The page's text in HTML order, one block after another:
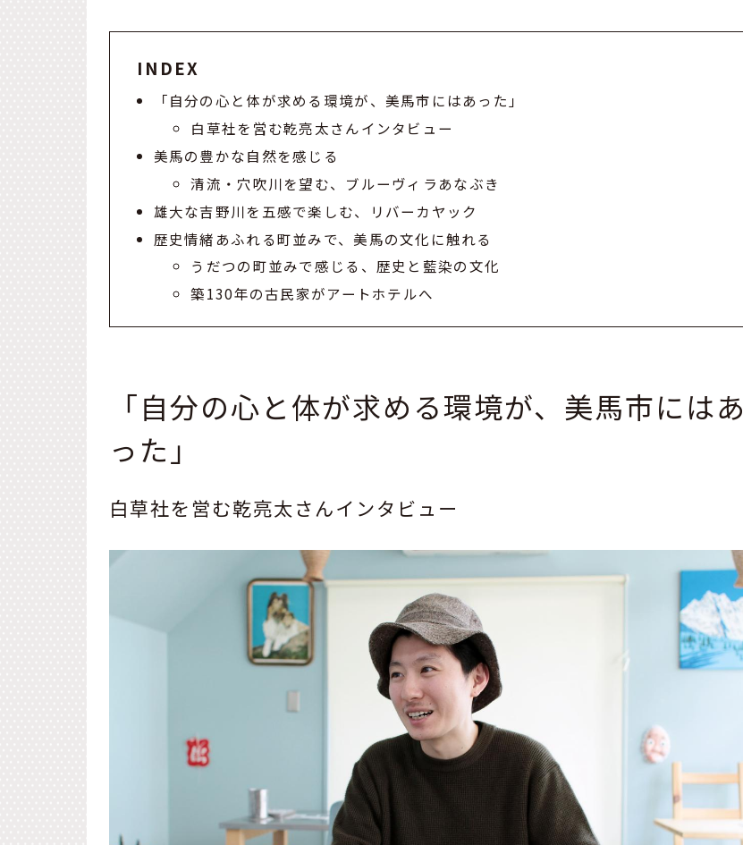
INDEX
「自分の心と体が求める環境が、美馬市にはあった」
白草社を営む乾亮太さんインタビュー
美馬の豊かな自然を感じる
清流・穴吹川を望む、ブルーヴィラあなぶき
雄大な吉野川を五感で楽しむ、リバーカヤック
歴史情緒あふれる町並みで、美馬の文化に触れる
うだつの町並みで感じる、歴史と藍染の文化
築130年の古民家がアートホテルへ
「自分の心と体が求める環境が、美馬市にはあ
った」
白草社を営む乾亮太さんインタビュー